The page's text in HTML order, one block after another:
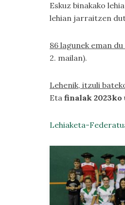
Eskuz binakako
lehian jarraitzen
86 lagunek eman
2. mailan).
Lehenik, itzuli
Eta finalak
Lehiaketa-